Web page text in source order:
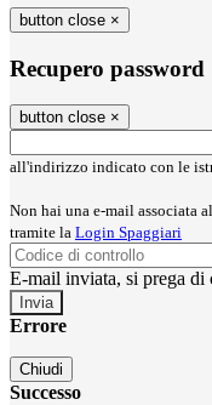
button close ×
Recupero password
button close ×
all'indirizzo indicato con le
Non hai una e-mail associata
tramite la Login Spaggiari
E-mail inviata, si prega di
Errore
Chiudi
Successo